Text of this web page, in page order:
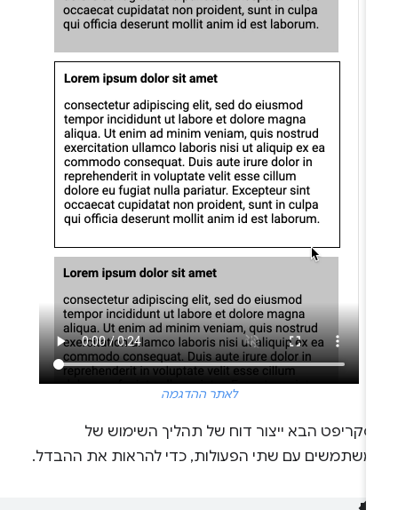
לאתר ההדגמה
הבא ייצור דוח של תהליך השימוש של
עם שתי הפעולות, כדי להראות את ההבדל.